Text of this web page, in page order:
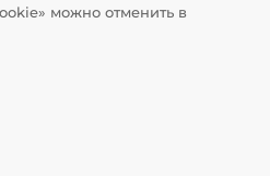
можно отменить в